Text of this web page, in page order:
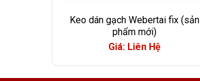
Keo dán gạch Webertai fix (sản
phẩm mới)
Giá: Liên Hệ